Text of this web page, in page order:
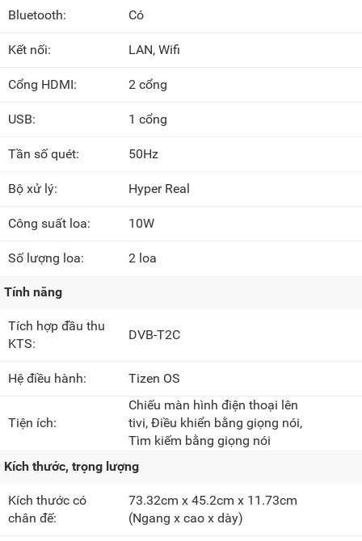
Bluetooth: Có
Kết nối: LAN, Wifi
Cổng HDMI: 2 cổng
USB: 1 cổng
Tần số quét: 50Hz
Bộ xử lý: Hyper Real
Công suất loa: 10W
Số lượng loa: 2 loa
Tính năng
Tích hợp đầu thu
KTS:
DVB-T2C
Hệ điều hành: Tizen OS
Tiện ích:
Chiếu màn hình điện thoại lên
tivi, Điều khiển bằng giọng nói,
Tìm kiếm bằng giọng nói
Kích thước, trọng lượng
Kích thước có
chân đế:
73.32cm x 45.2cm x 11.73cm
(Ngang x cao x dày)